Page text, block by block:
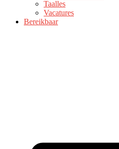
Taalles
Vacatures
Bereikbaar